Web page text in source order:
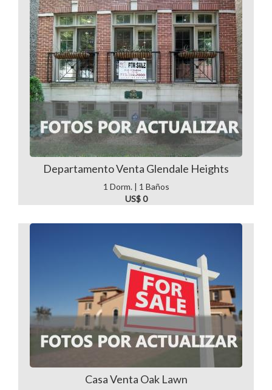
Departamento Venta Glendale Heights
1 Dorm. | 1 Baños
US$ 0
Casa Venta Oak Lawn